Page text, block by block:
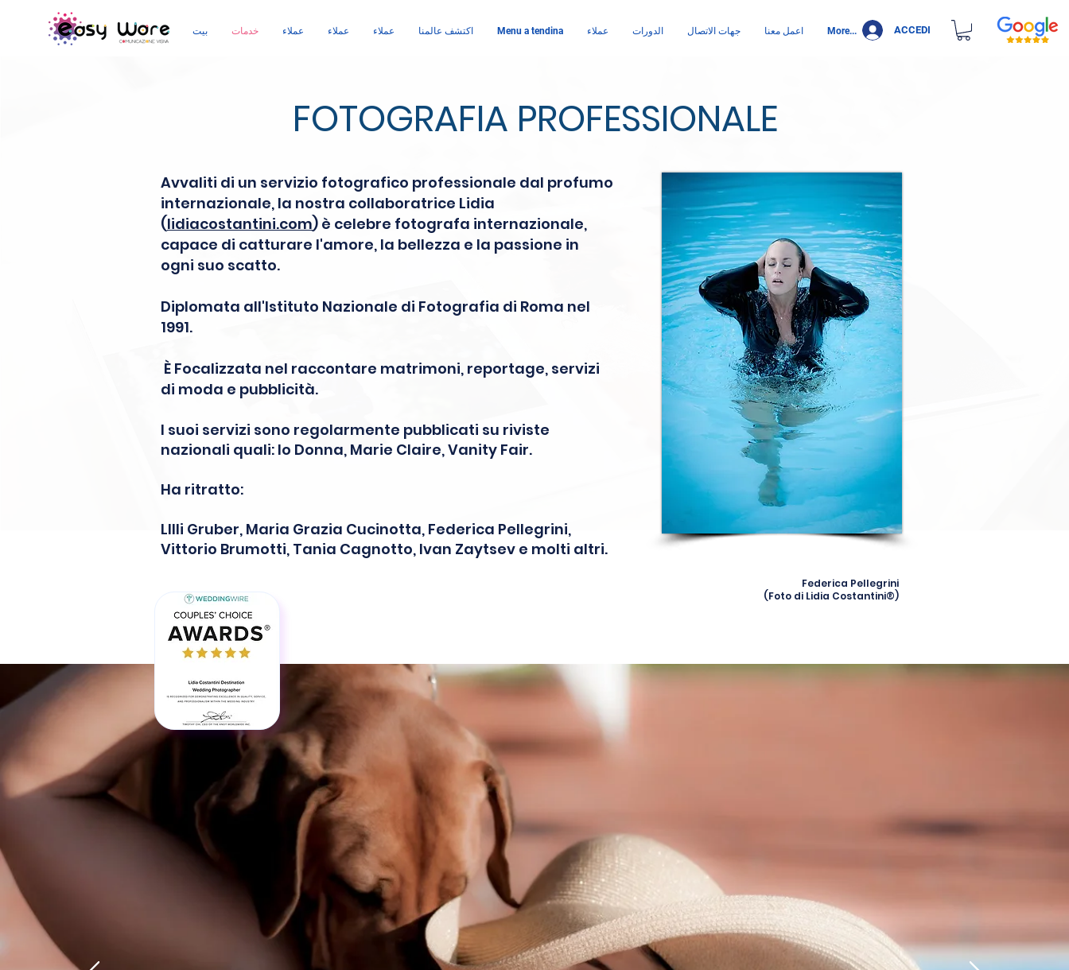
بيت خدمات عملاء عملاء عملاء اكتشف عالمنا Menu a tendina عملاء الدورات جهات الاتصال اعمل معنا More... ACCEDI
FOTOGRAFIA PROFESSIONALE
Avvaliti di un servizio fotografico professionale dal profumo
internazionale, la nostra collaboratrice Lidia
(lidiacostantini.com) è celebre fotografa internazionale,
capace di catturare l'amore, la bellezza e la passione in
ogni suo scatto.
Diplomata all'Istituto Nazionale di Fotografia di Roma nel
1991.
È Focalizzata nel raccontare matrimoni, reportage, servizi
di moda e pubblicità.
I suoi servizi sono regolarmente pubblicati su riviste
nazionali quali: Io Donna, Marie Claire, Vanity Fair.
Ha ritratto:
LIlli Gruber, Maria Grazia Cucinotta, Federica Pellegrini,
Vittorio Brumotti, Tania Cagnotto, Ivan Zaytsev e molti altri.
Federica Pellegrini
(Foto di Lidia Costantini®)